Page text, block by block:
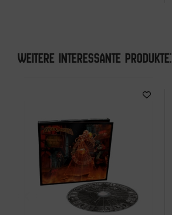
WEITERE INTERESSANTE PRODUKTE: